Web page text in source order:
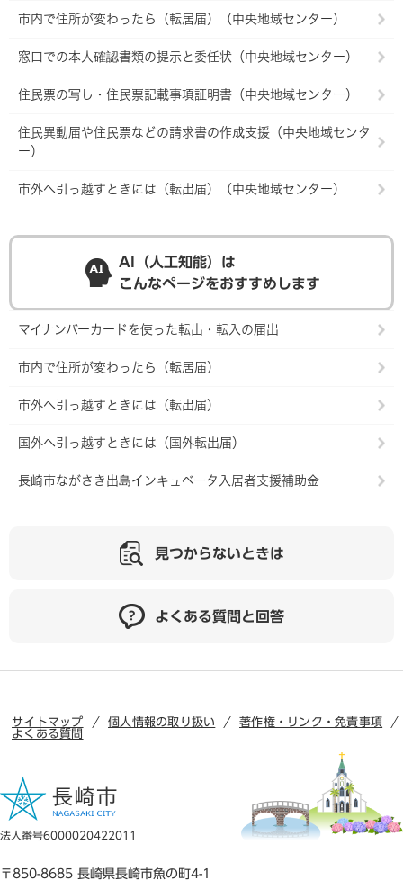
市内で住所が変わったら（転居届）（中央地域センター）
窓口での本人確認書類の提示と委任状（中央地域センター）
住民票の写し・住民票記載事項証明書（中央地域センター）
住民異動届や住民票などの請求書の作成支援（中央地域センタ
ー）
市外へ引っ越すときには（転出届）（中央地域センター）
AI（人工知能）は
こんなページをおすすめします
マイナンバーカードを使った転出・転入の届出
市内で住所が変わったら（転居届）
市外へ引っ越すときには（転出届）
国外へ引っ越すときには（国外転出届）
長崎市ながさき出島インキュベータ入居者支援補助金
見つからないときは
よくある質問と回答
サイトマップ 個人情報の取り扱い
著作権・リンク・免責事項
よくある質問
法人番号6000020422011
〒850-8685 長崎県長崎市魚の町4-1